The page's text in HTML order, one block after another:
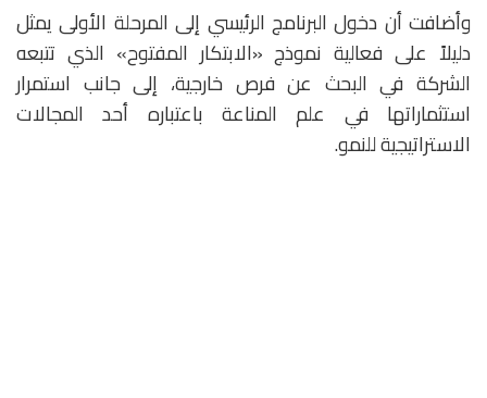
وأضافت أن دخول البرنامج الرئيسي إلى المرحلة الأولى يمثل
دليلاً على فعالية نموذج «الابتكار المفتوح» الذي تتبعه
الشركة في البحث عن فرص خارجية، إلى جانب استمرار
استثماراتها في علم المناعة باعتباره أحد المجالات
الاستراتيجية للنمو.